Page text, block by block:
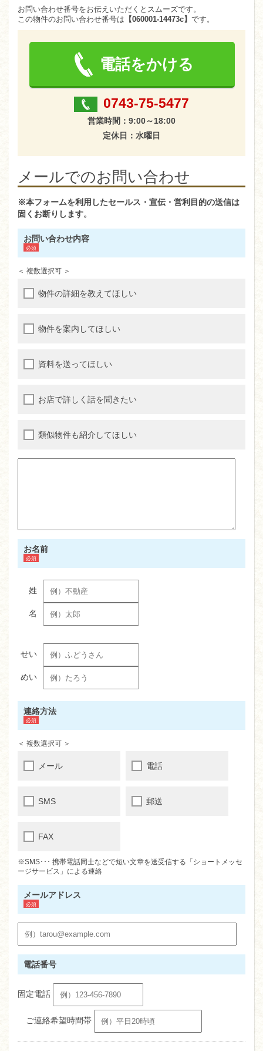
お問い合わせ番号をお伝えいただくとスムーズです。
この物件のお問い合わせ番号は 【060001-14473c】 です。
電話をかける
0743-75-5477
営業時間：9:00～18:00
定休日：水曜日
メールでのお問い合わせ
※本フォームを利用したセールス・宣伝・営利目的の送信は
固くお断りします。
お問い合わせ内容
＜ 複数選択可 ＞
物件の詳細を教えてほしい
物件を案内してほしい
資料を送ってほしい
お店で詳しく話を聞きたい
類似物件も紹介してほしい
お名前
連絡方法
＜ 複数選択可 ＞
メール 電話
SMS 郵送
FAX
※SMS･･･ 携帯電話同士などで短い文章を送受信する「ショートメッセ
ージサービス」による連絡
メールアドレス
電話番号
固定電話
ご連絡希望時間帯